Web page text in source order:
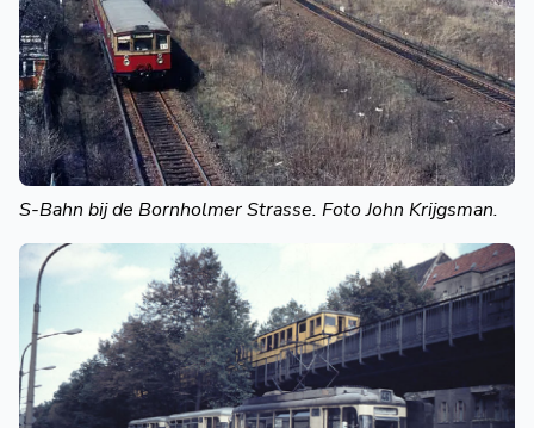
S-Bahn bij de Bornholmer Strasse. Foto John Krijgsman.